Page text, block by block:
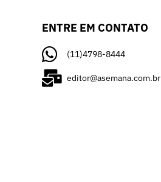
ENTRE EM CONTATO
(11)4798-8444
editor@asemana.com.br